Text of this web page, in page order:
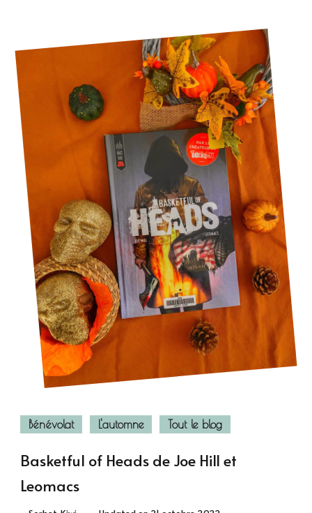
Bénévolat L'automne Tout le blog
Basketful of Heads de Joe Hill et
Leomacs